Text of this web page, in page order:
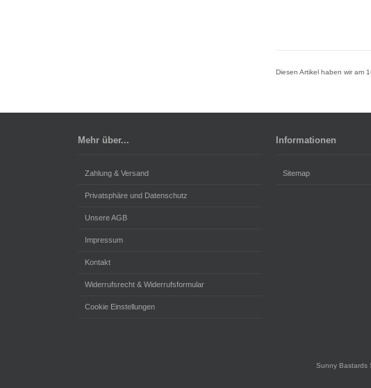
Diesen Artikel haben wir am
Mehr über...
Zahlung & Versand
Privatsphäre und Datenschutz
Unsere AGB
Impressum
Kontakt
Widerrufsrecht & Widerrufsformular
Cookie Einstellungen
Informationen
Sitemap
Sunny Bastards